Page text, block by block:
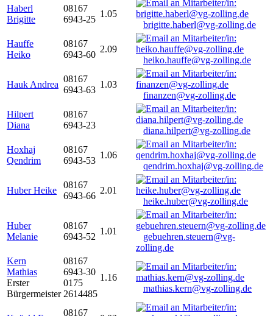
Haberl
Brigitte
08167
6943-25
1.05
brigitte.haberl@vg-zolling.de
Hauffe
Heiko
08167
6943-60
2.09
heiko.hauffe@vg-zolling.de
Hauk Andrea
08167
6943-63
1.03
finanzen@vg-zolling.de
Hilpert
Diana
08167
6943-23
diana.hilpert@vg-zolling.de
Hoxhaj
Qendrim
08167
6943-53
1.06
qendrim.hoxhaj@vg-zolling.de
Huber Heike
08167
6943-66
2.01
heike.huber@vg-zolling.de
Huber
Melanie
08167
6943-52
1.01
gebuehren.steuern@vg-
zolling.de
Kern
Mathias
Erster
Bürgermeister
08167
6943-30
0175
2614485
1.16
mathias.kern@vg-zolling.de
08167